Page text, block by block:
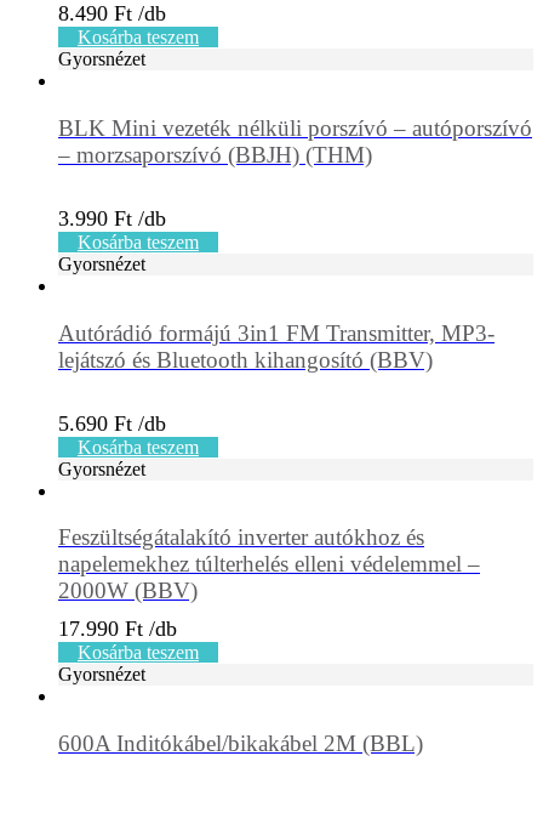
8.490 Ft
Kosárba teszem
Gyorsnézet
BLK Mini vezeték nélküli porszívó – autóporszívó
– morzsaporszívó (BBJH) (THM)
3.990 Ft
Kosárba teszem
Gyorsnézet
Autórádió formájú 3in1 FM Transmitter, MP3-
lejátszó és Bluetooth kihangosító (BBV)
5.690 Ft
Kosárba teszem
Gyorsnézet
Feszültségátalakító inverter autókhoz és
napelemekhez túlterhelés elleni védelemmel –
2000W (BBV)
17.990 Ft
Kosárba teszem
Gyorsnézet
600A Inditókábel/bikakábel 2M (BBL)